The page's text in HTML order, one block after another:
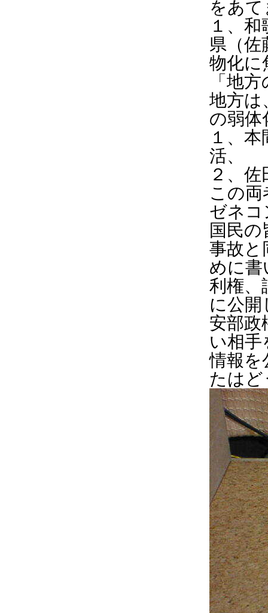
をあ
１、
県（佐
物化に
「地
地方は
の弱体
１、
活、
２、
この
ゼネコ
国民
事故と
めに書
利権、
に公
安部政
い相
情報を
たは